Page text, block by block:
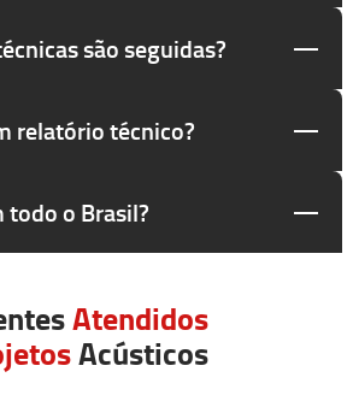
são seguidas?
relatório técnico?
todo o Brasil?
Atendidos
Acústicos